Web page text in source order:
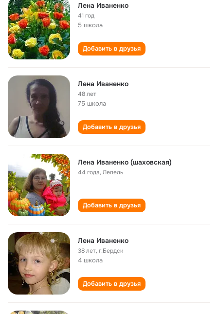
Лена Иваненко
41 год
5 школа
Добавить в друзья
Лена Иваненко
48 лет
75 школа
Добавить в друзья
Лена Иваненко (шаховская)
44 года,Лепель
Добавить в друзья
Лена Иваненко
38 лет,г.Бердск
4 школа
Добавить в друзья